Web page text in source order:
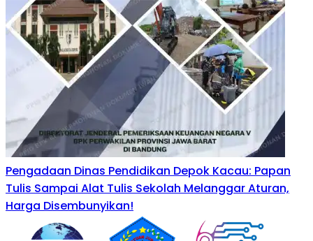
Pengadaan Dinas Pendidikan Depok Kacau: Papan
Tulis Sampai Alat Tulis Sekolah Melanggar Aturan,
Harga Disembunyikan!